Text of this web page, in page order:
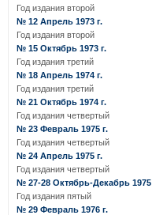
Год издания второй
№ 12 Апрель 1973 г.
Год издания второй
№ 15 Октябрь 1973 г.
Год издания третий
№ 18 Апрель 1974 г.
Год издания третий
№ 21 Октябрь 1974 г.
Год издания четвертый
№ 23 Февраль 1975 г.
Год издания четвертый
№ 24 Апрель 1975 г.
Год издания четвертый
№ 27-28 Октябрь-Декабрь 1975
Год издания пятый
№ 29 Февраль 1976 г.